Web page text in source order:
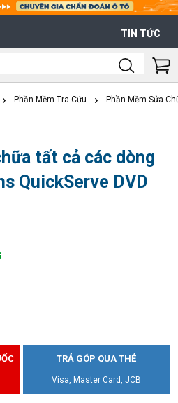
TIN TỨC
Cart
Phần Mềm Tra Cứu Phần Mềm Sửa
tất cả các dòng
QuickServe DVD
TRẢ GÓP QUA THẺ
Visa, Master Card, JCB